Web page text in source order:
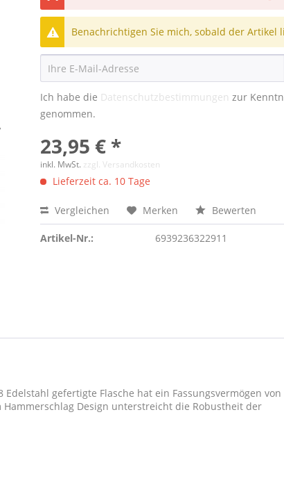
Benachrichtigen Sie mich, sobald der Artikel
Ich habe die Datenschutzbestimmungen zur
genommen.
23,95 € *
inkl. MwSt. zzgl. Versandkosten
Lieferzeit ca. 10 Tage
Vergleichen Merken Bewerten
Artikel-Nr.: 6939236322911
gefertigte Flasche hat ein Fassungsvermögen von
Design unterstreicht die Robustheit der